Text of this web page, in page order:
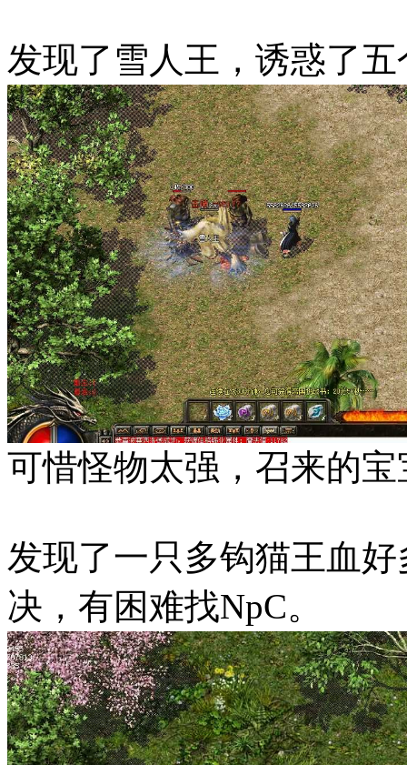
发现了雪人王，诱惑了
可惜怪物太强，召来的
发现了一只多钩猫王血
决，有困难找NpC。